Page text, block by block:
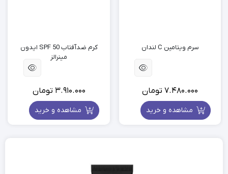
سرم ویتامین C لندان
7.480.000 تومان
مشاهده و خرید
کرم ضدآفتاب SPF 50 ایدون
مینرالز
3.910.000 تومان
مشاهده و خرید